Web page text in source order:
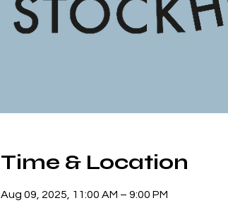
Time & Location
Aug 09, 2025, 11:00 AM – 9:00 PM